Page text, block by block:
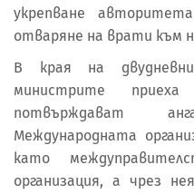
укрепване
отваряне на врати към
В края на
министрите
потвърждават
Международната
като
организация, а чрез